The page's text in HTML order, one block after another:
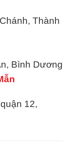
Thành
Bình Dương
12,